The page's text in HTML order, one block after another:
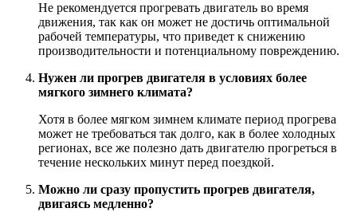
Не рекомендуется прогревать двигатель во время
движения, так как он может не достичь оптимальной
рабочей температуры, что приведет к снижению
производительности и потенциальному повреждению.
Нужен ли прогрев двигателя в условиях более
мягкого зимнего климата?
Хотя в более мягком зимнем климате период прогрева
может не требоваться так долго, как в более холодных
регионах, все же полезно дать двигателю прогреться в
течение нескольких минут перед поездкой.
Можно ли сразу пропустить прогрев двигателя,
двигаясь медленно?